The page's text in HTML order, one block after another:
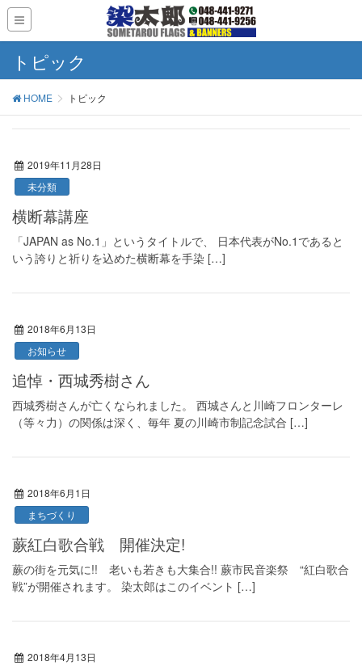
トピック
HOME トピック
2019年11月28日
未分類
横断幕講座
「JAPAN as No.1」というタイトルで、 日本代表がNo.1であると
いう誇りと祈りを込めた横断幕を手染 […]
2018年6月13日
お知らせ
追悼・西城秀樹さん
西城秀樹さんが亡くなられました。 西城さんと川崎フロンターレ
（等々力）の関係は深く、毎年 夏の川崎市制記念試合 […]
2018年6月1日
まちづくり
蕨紅白歌合戦 開催決定!
蕨の街を元気に!! 老いも若きも大集合!! 蕨市民音楽祭 “紅白歌合
戦”が開催されます。 染太郎はこのイベント […]
2018年4月13日